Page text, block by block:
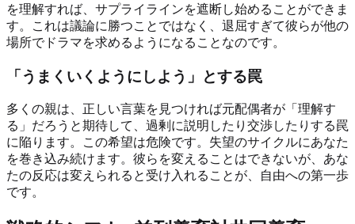
を理解すれば、サプライラインを遮断し始めることができま
す。これは議論に勝つことではなく、退屈すぎて彼らが他の
場所でドラマを求めるようになることなのです。
「うまくいくようにしよう」とする罠
多くの親は、正しい言葉を見つければ元配偶者が「理解す
る」だろうと期待して、過剰に説明したり交渉したりする罠
に陥ります。この希望は危険です。失望のサイクルにあなた
を巻き込み続けます。彼らを変えることはできないが、あな
たの反応は変えられると受け入れることが、自由への第一歩
です。